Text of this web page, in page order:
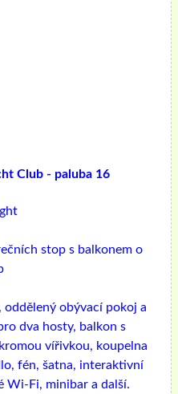
Club - paluba 16
stop s balkonem o
oddělený obývací pokoj a
dva hosty, balkon s
vířivkou, koupelna
fén, šatna, interaktivní
Wi-Fi, minibar a další.